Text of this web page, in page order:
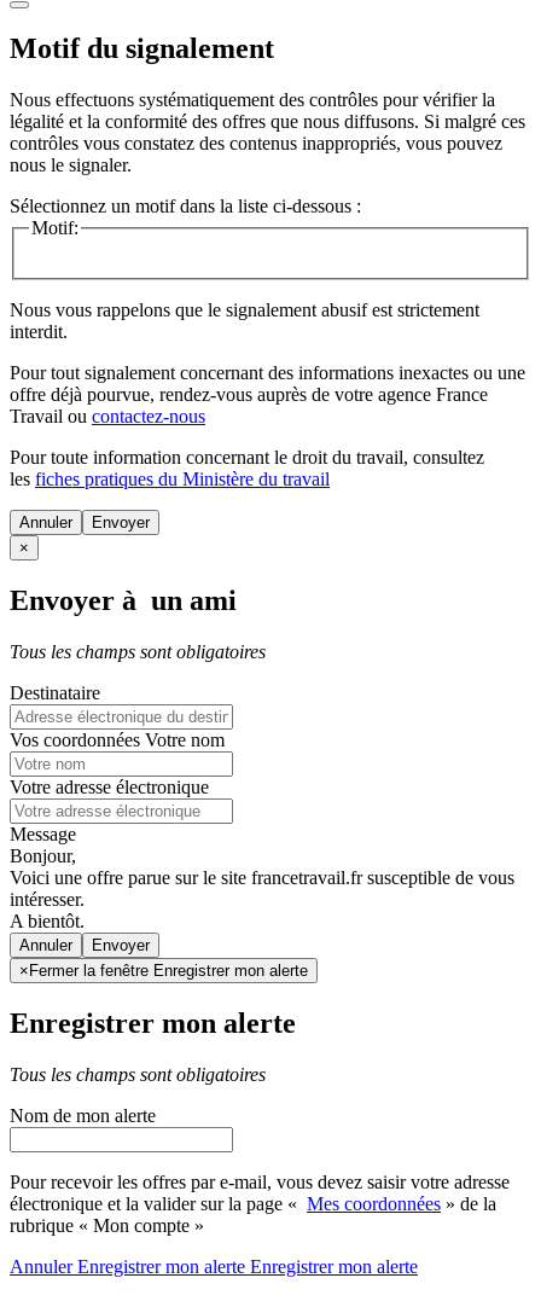
Motif du signalement
Nous effectuons systématiquement des contrôles pour vérifier la
légalité et la conformité des offres que nous diffusons. Si malgré ces
contrôles vous constatez des contenus inappropriés, vous pouvez
nous le signaler.
Sélectionnez un motif dans la liste ci-dessous :
Motif:
Nous vous rappelons que le signalement abusif est strictement
interdit.
Pour tout signalement concernant des informations inexactes ou une
offre déjà pourvue, rendez-vous auprès de votre agence France
Travail ou contactez-nous
Pour toute information concernant le droit du travail, consultez
les fiches pratiques du Ministère du travail
Annuler
×
Envoyer à un ami
Tous les champs sont obligatoires
Destinataire
Vos coordonnées Votre nom
Votre adresse électronique
Message
Bonjour,
Voici une offre parue sur le site francetravail.fr susceptible de vous
intéresser.
A bientôt.
Annuler
× Fermer la fenêtre Enregistrer mon alerte
Enregistrer mon alerte
Tous les champs sont obligatoires
Nom de mon alerte
Pour recevoir les offres par e-mail, vous devez saisir votre adresse
électronique et la valider sur la page « Mes coordonnées » de la
rubrique « Mon compte »
AnnulerEnregistrer mon alerte Enregistrermon alerte